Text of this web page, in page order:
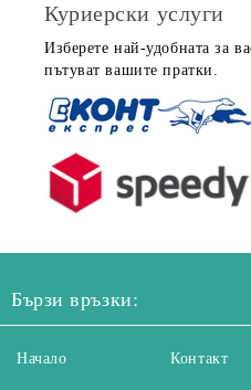
Куриерски услуги
Изберете най-удобната за
пътуват вашите пратки.
Бързи връзки:
Начало Контакт